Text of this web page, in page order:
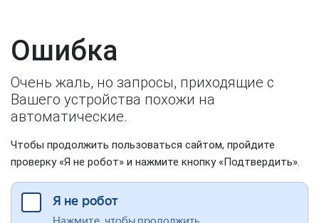
Ошибка
Очень жаль, но запросы, приходящие с
Вашего устройства похожи на
автоматические.
Чтобы продолжить пользоваться сайтом, пройдите
проверку «Я не робот» и нажмите кнопку «Подтвердить».